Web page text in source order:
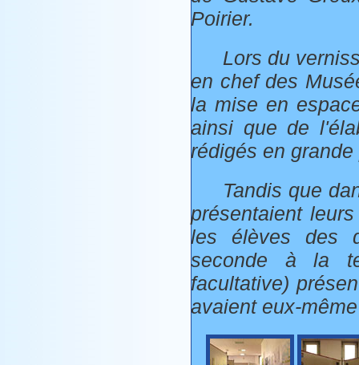
Poirier.
Lors du
en chef des
la mise en
ainsi que de
rédigés en
Tandis que
présentaient
les élèves des
seconde à la
facultative)
avaient eux-